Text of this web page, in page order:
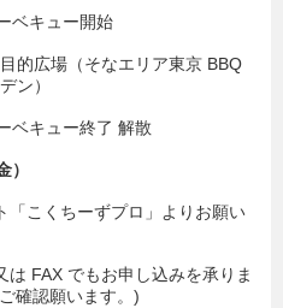
ベキュー開始
的広場（そなエリア東京 BBQ
ン）
ベキュー終了 解散
「こくちーずプロ」よりお願い
FAX でもお申し込みを承りま
確認願います。)